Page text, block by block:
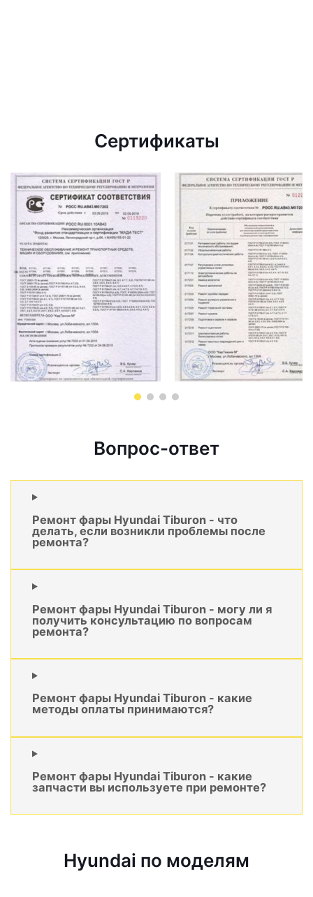
Сертификаты
Вопрос-ответ
Ремонт фары Hyundai Tiburon - что
делать, если возникли проблемы после
ремонта?
Ремонт фары Hyundai Tiburon - могу ли я
получить консультацию по вопросам
ремонта?
Ремонт фары Hyundai Tiburon - какие
методы оплаты принимаются?
Ремонт фары Hyundai Tiburon - какие
запчасти вы используете при ремонте?
Hyundai по моделям